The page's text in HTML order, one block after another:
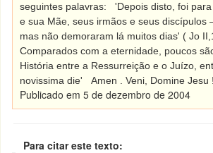
seguintes palavras:
'Depois disto, foi
e sua Mãe, seus irmãos e seus discípulos
mas não demoraram lá muitos dias' ( Jo
Comparados com a eternidade, poucos
História entre a Ressurreição e o Juízo,
novissima die'
Amen . Veni, Domine Jesu !
Publicado em 5 de dezembro de 2004
Para citar este texto: